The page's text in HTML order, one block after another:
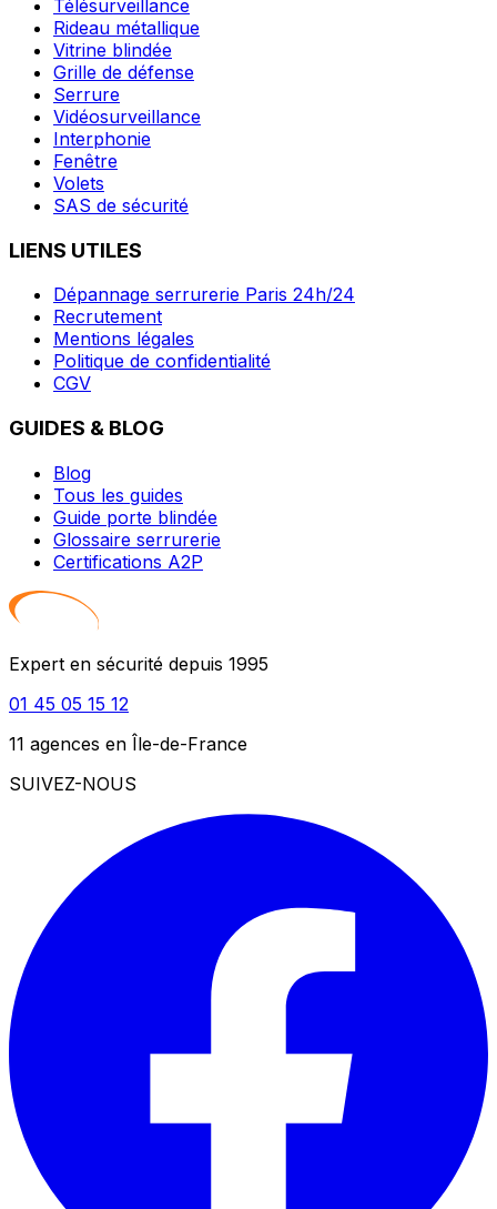
Télésurveillance
Rideau métallique
Vitrine blindée
Grille de défense
Serrure
Vidéosurveillance
Interphonie
Fenêtre
Volets
SAS de sécurité
LIENS UTILES
Dépannage serrurerie Paris 24h/24
Recrutement
Mentions légales
Politique de confidentialité
CGV
GUIDES & BLOG
Blog
Tous les guides
Guide porte blindée
Glossaire serrurerie
Certifications A2P
Expert en sécurité depuis 1995
01 45 05 15 12
11 agences en Île-de-France
SUIVEZ-NOUS